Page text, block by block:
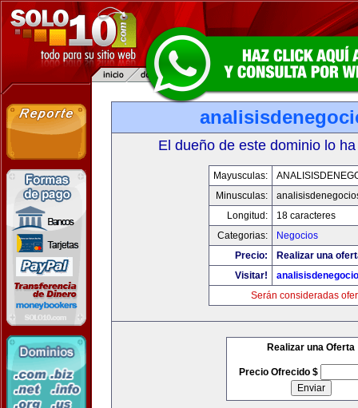
El dueño de este dominio lo
Mayusculas:
Minusculas:
Longitud:
18 caracteres
Categorias:
Negocios
Precio:
Realizar una
Visitar!
Serán consideradas
Realizar una Oferta
Precio Ofrecido $